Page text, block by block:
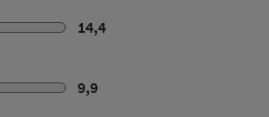
14,4
9,9